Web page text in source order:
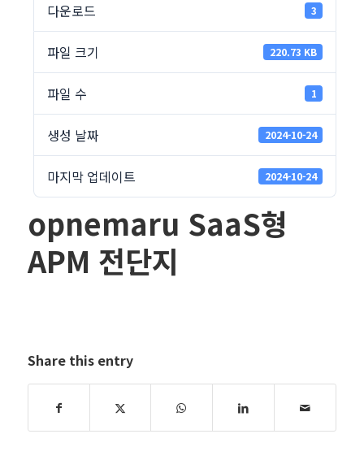
다운로드 3
파일 크기 220.73 KB
파일 수 1
생성 날짜 2024-10-24
마지막 업데이트 2024-10-24
opnemaru SaaS형
APM 전단지
Share this entry